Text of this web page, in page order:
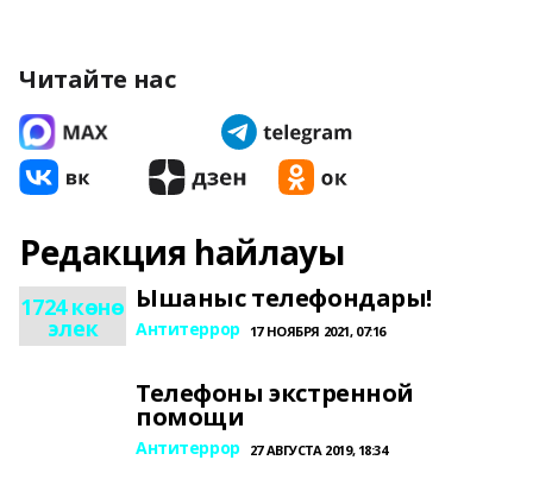
Читайте нас
Редакция һайлауы
1724 көнө
элек
Ышаныс телефондары!
Антитеррор 17 НОЯБРЯ 2021, 07:16
Телефоны экстренной
помощи
Антитеррор 27 АВГУСТА 2019, 18:34